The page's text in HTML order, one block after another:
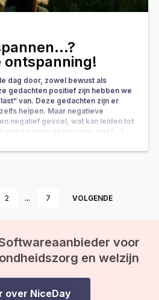
ontspanning!
dag door, zowel bewust als
gedachten positief zijn hebben we
van. Deze gedachten zijn er
helpen. Maar negatieve
negatief gevoel, wat kan leiden tot
en onze geest nauw met […]
2 … 7 VOLGENDE
voor
en welzijn
over NiceDay